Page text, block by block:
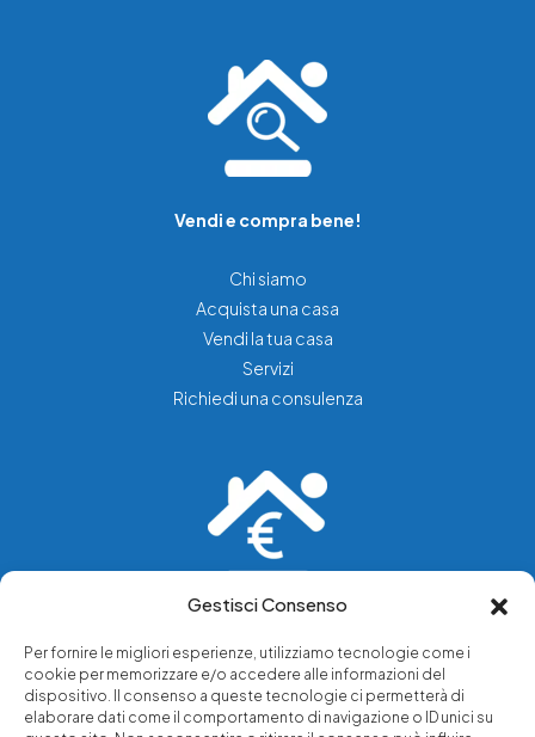
Gestisci Consenso
Per fornire le migliori esperienze, utilizziamo tecnologie come i
cookie per memorizzare e/o accedere alle informazioni del
dispositivo. Il consenso a queste tecnologie ci permetterà di
elaborare dati come il comportamento di navigazione o ID unici su
Vendi e compra bene!
Chi siamo
Acquista una casa
Vendi la tua casa
Servizi
Richiedi una consulenza
Chi siamo
Servizi di tutela legale